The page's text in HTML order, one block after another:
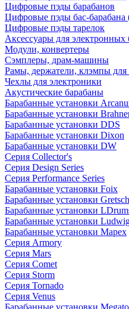
Цифровые пэды барабанов
Цифровые пэды бас-
Цифровые пэды тарелок
Аксессуары для электронных
Модули, конвертеры
Сэмплеры, драм-машины
Рамы, держатели, клэмпы для
Чехлы для электроники
Акустические барабаны
Барабанные установки
Барабанные установки
Барабанные установки DDS
Барабанные установки Dixon
Барабанные установки DW
Серия Collector's
Серия Design Series
Серия Performance Series
Барабанные установки Foix
Барабанные установки Gretsch
Барабанные установки
Барабанные установки
Барабанные установки Mapex
Серия Armory
Серия Mars
Серия Comet
Серия Storm
Серия Tornado
Серия Venus
Барабанные установки